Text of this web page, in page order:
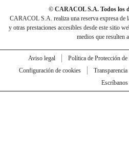
© CARACOL S.A. Todos los
CARACOL S.A. realiza una reserva expresa de
y otras prestaciones accesibles desde este sitio
medios que resulten
Aviso legal Política de Protección de
Configuración de cookies
Transparencia
Escríbanos